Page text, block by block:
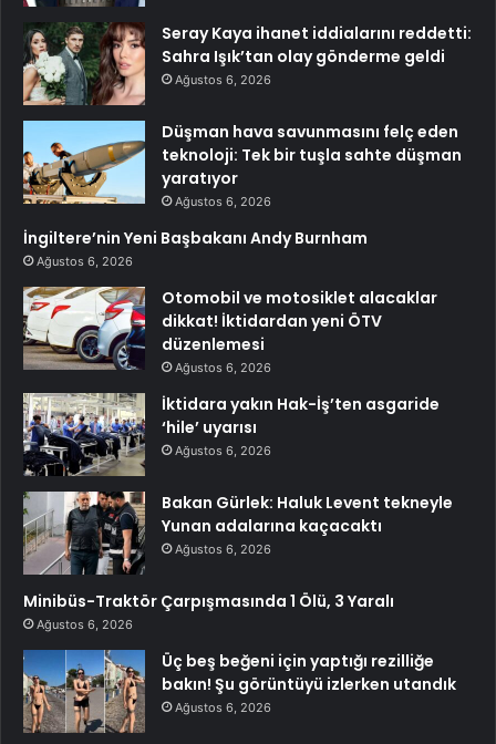
Seray Kaya ihanet iddialarını reddetti:
Sahra Işık’tan olay gönderme geldi
Ağustos 6, 2026
Düşman hava savunmasını felç eden
teknoloji: Tek bir tuşla sahte düşman
yaratıyor
Ağustos 6, 2026
İngiltere’nin Yeni Başbakanı Andy Burnham
Ağustos 6, 2026
Otomobil ve motosiklet alacaklar
dikkat! İktidardan yeni ÖTV
düzenlemesi
Ağustos 6, 2026
İktidara yakın Hak-İş’ten asgaride
‘hile’ uyarısı
Ağustos 6, 2026
Bakan Gürlek: Haluk Levent tekneyle
Yunan adalarına kaçacaktı
Ağustos 6, 2026
Minibüs-Traktör Çarpışmasında 1 Ölü, 3 Yaralı
Ağustos 6, 2026
Üç beş beğeni için yaptığı rezilliğe
bakın! Şu görüntüyü izlerken utandık
Ağustos 6, 2026